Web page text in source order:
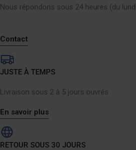
Nous répondons sous 24 heures (du
Contact
JUSTE À TEMPS
Livraison sous 2 à 5 jours ouvrés
En savoir plus
RETOUR SOUS 30 JOURS